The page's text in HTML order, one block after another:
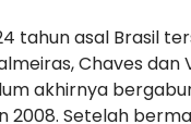
tahun asal Brasil
Chaves dan
akhirnya
2008. Setelah